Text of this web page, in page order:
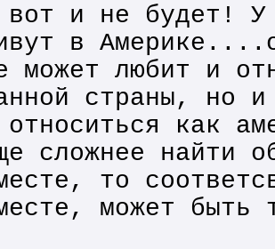
и не будет! У
в
может любит и
страны, но
как
сложнее найти
то
может быть